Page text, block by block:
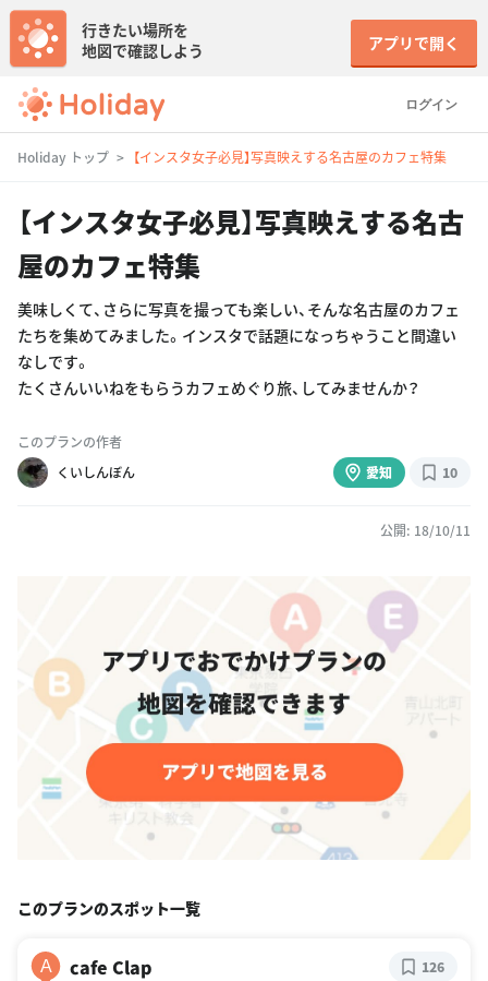
ログイン
行きたい場所を
地図で確認しよう
アプリで開く
Holiday トップ 【インスタ女子必見】写真映えする名古屋のカフェ特集
【インスタ女子必見】写真映えする名古
屋のカフェ特集
美味しくて、さらに写真を撮っても楽しい、そんな名古屋のカフェ
たちを集めてみました。インスタで話題になっちゃうこと間違い
なしです。
たくさんいいねをもらうカフェめぐり旅、してみませんか？
このプランの作者
くいしんぼん
愛知 10
公開: 18/10/11
このプランのスポット一覧
A cafe Clap 126